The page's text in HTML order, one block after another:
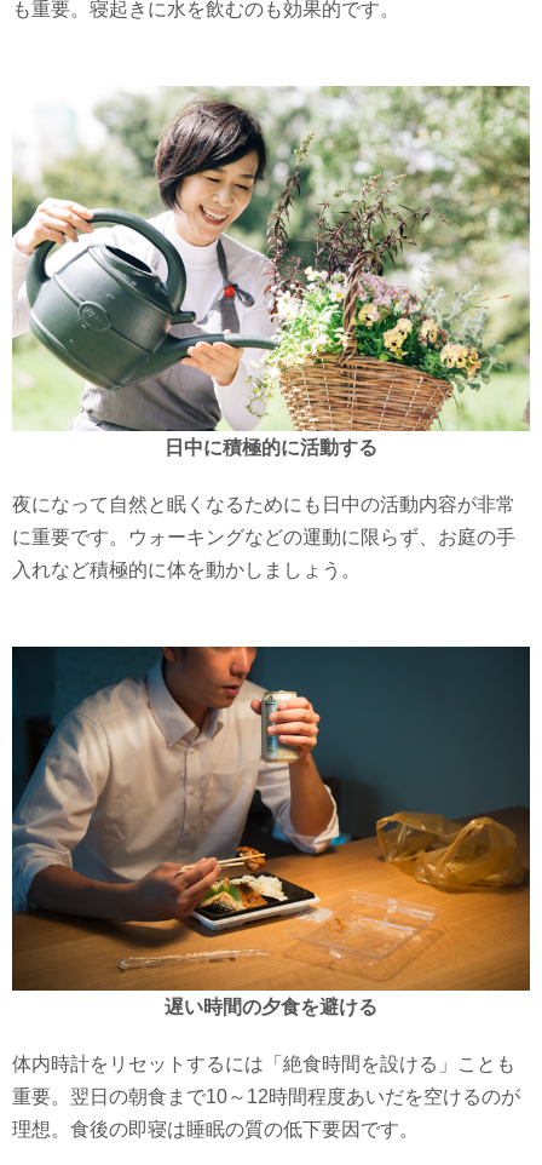
も重要。寝起きに水を飲むのも効果的です。
日中に積極的に活動する
夜になって自然と眠くなるためにも日中の活動内容が非常
に重要です。ウォーキングなどの運動に限らず、お庭の手
入れなど積極的に体を動かしましょう。
遅い時間の夕食を避ける
体内時計をリセットするには「絶食時間を設ける」ことも
重要。翌日の朝食まで10～12時間程度あいだを空けるのが
理想。食後の即寝は睡眠の質の低下要因です。